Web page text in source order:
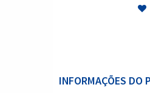
INFORMAÇÕES DO